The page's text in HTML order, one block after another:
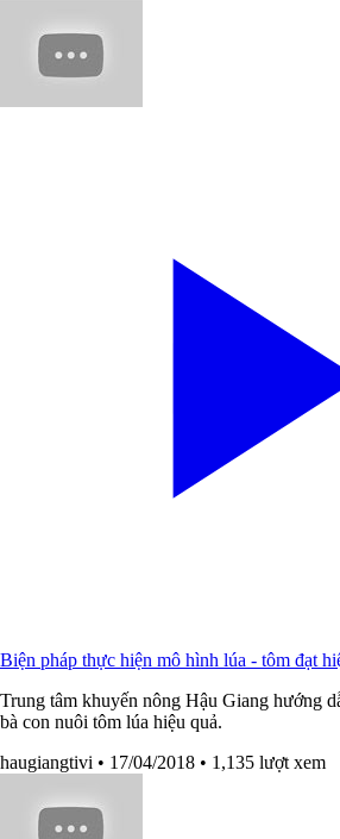
Biện pháp thực hiện mô hình lúa - tôm đạt
Trung tâm khuyến nông Hậu Giang hướng
bà con nuôi tôm lúa hiệu quả.
haugiangtivi • 17/04/2018 • 1,135 lượt xem